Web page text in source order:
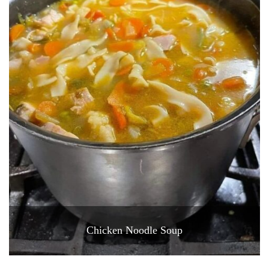
Chicken Noodle Soup